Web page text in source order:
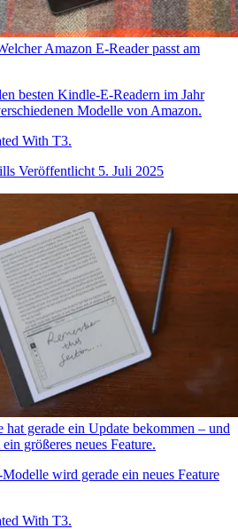
Amazon E-Reader passt am
besten Kindle-E-Readern im Jahr
Modelle von Amazon.
With T3.
Veröffentlicht 5. Juli 2025
gerade ein Update bekommen – und
größeres neues Feature.
wird gerade ein neues Feature
With T3.